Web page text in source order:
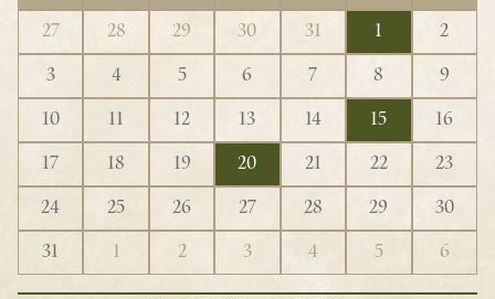
27 28 29 30 31 1
2
3
4 5 6 7 8
9
10
11 12 13 14 15
16
17
18 19 20 21 22
23
24
25 26 27 28 29
30
31
1 2 3 4 5 6